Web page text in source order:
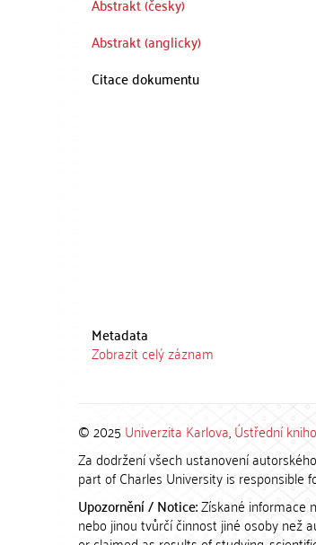
Abstrakt (anglicky)
Citace dokumentu
Metadata
Zobrazit celý záznam
© 2025 Univerzita Karlova,Ústřední
Za dodržení všech ustanovení
part of Charles University is responsible
Upozornění / Notice:Získané informace
nebo jinou tvůrčí činnost jiné osoby než